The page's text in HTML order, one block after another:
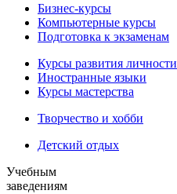
Бизнес-курсы
Компьютерные курсы
Подготовка к экзаменам
Курсы развития личности
Иностранные языки
Курсы мастерства
Творчество и хобби
Детский отдых
Учебным
заведениям